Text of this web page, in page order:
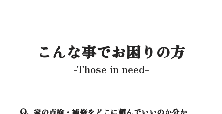
こんな事でお困りの方
-Those in need-
家の点検・補修をどこに頼んでいいのか分か